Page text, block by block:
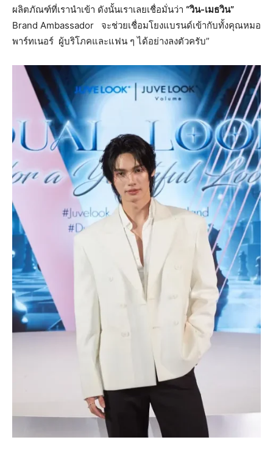
ผลิตภัณฑ์ที่เรานำเข้า ดังนั้นเราเลยเชื่อมั่นว่า “วิน-เมธวิน”
Brand Ambassador จะช่วยเชื่อมโยงแบรนด์เข้ากับทั้งคุณหมอ
พาร์ทเนอร์ ผู้บริโภคและแฟน ๆ ได้อย่างลงตัวครับ”